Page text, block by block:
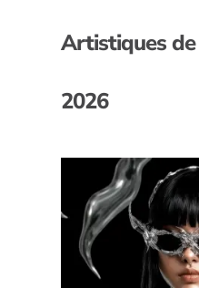
Artistiques de
2026